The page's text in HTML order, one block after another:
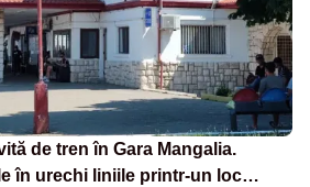
de tren în Gara Mangalia.
în urechi liniile printr-un loc